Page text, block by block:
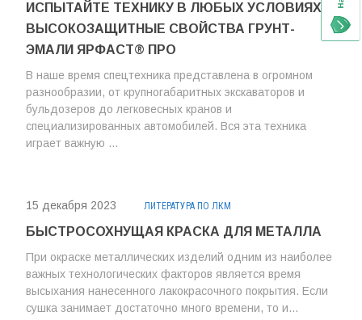
ИСПЫТАЙТЕ ТЕХНИКУ В ЛЮБЫХ УСЛОВИЯХ:
ВЫСОКОЗАЩИТНЫЕ СВОЙСТВА ГРУНТ-
ЭМАЛИ ЯРФАСТ® ПРО
В наше время спецтехника представлена в огромном
разнообразии, от крупногабаритных экскаваторов и
бульдозеров до легковесных кранов и
специализированных автомобилей. Вся эта техника
играет важную ...
15 декабря 2023 ЛИТЕРАТУРА ПО ЛКМ
БЫСТРОСОХНУЩАЯ КРАСКА ДЛЯ МЕТАЛЛА
При окраске металлических изделий одним из наиболее
важных технологических факторов является время
высыхания нанесенного лакокрасочного покрытия. Если
сушка занимает достаточно много времени, то и...